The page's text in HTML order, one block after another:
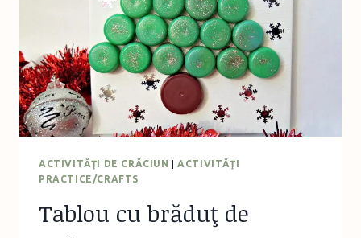
PETRECERE
ACTIVITĂŢI DE CRĂCIUN |ACTIVITĂŢI
PRACTICE/CRAFTS
Tablou cu brăduţ de